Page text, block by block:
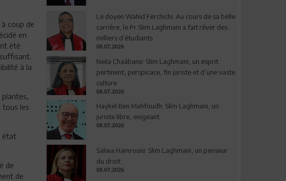
coup de
en
été
à la
plantes,
tous les
état
de
de
Le doyen Wahid Ferchichi: Au cours de sa belle
carrière, le Pr Slim Laghmani a fait rêver des
milliers d’étudiants
08.07.2026
Neila Chaâbane: Slim Laghmani, un esprit
pertinent, perspicace, fin juriste et d’une vaste
culture
08.07.2026
Haykel Ben Mahfoudh: Slim Laghmani, un
juriste libre, exigeant
08.07.2026
Salwa Hamrouni: Slim Laghmani, un penseur
du droit
08.07.2026